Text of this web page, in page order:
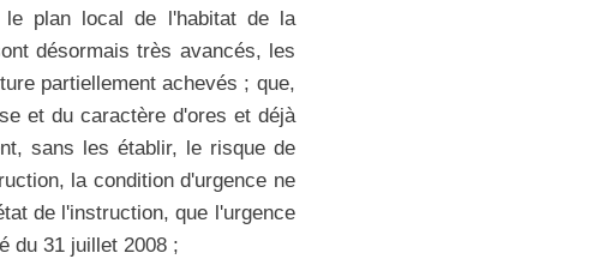
plan local de l'habitat de la
désormais très avancés, les
partiellement achevés ; que,
et du caractère d'ores et déjà
sans les établir, le risque de
la condition d'urgence ne
de l'instruction, que l'urgence
du 31 juillet 2008 ;